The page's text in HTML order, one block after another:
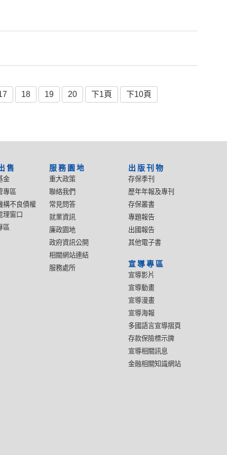
18 19 20 下1頁 下10頁
售
金
專區
構不良債權
理窗口
區
服務園地
重大政策
聯絡我們
常見問答
就業資訊
廉政園地
政府資訊公開
相關網站連結
服務處所
出版刊物
存保季刊
歷年年報及專刊
存保叢書
專題報告
出國報告
其他電子書
宣導專區
宣導影片
宣導動畫
宣導漫畫
宣導海報
多國語言宣導摺頁
存款保險標示牌
宣導相關訊息
金融相關知識網站